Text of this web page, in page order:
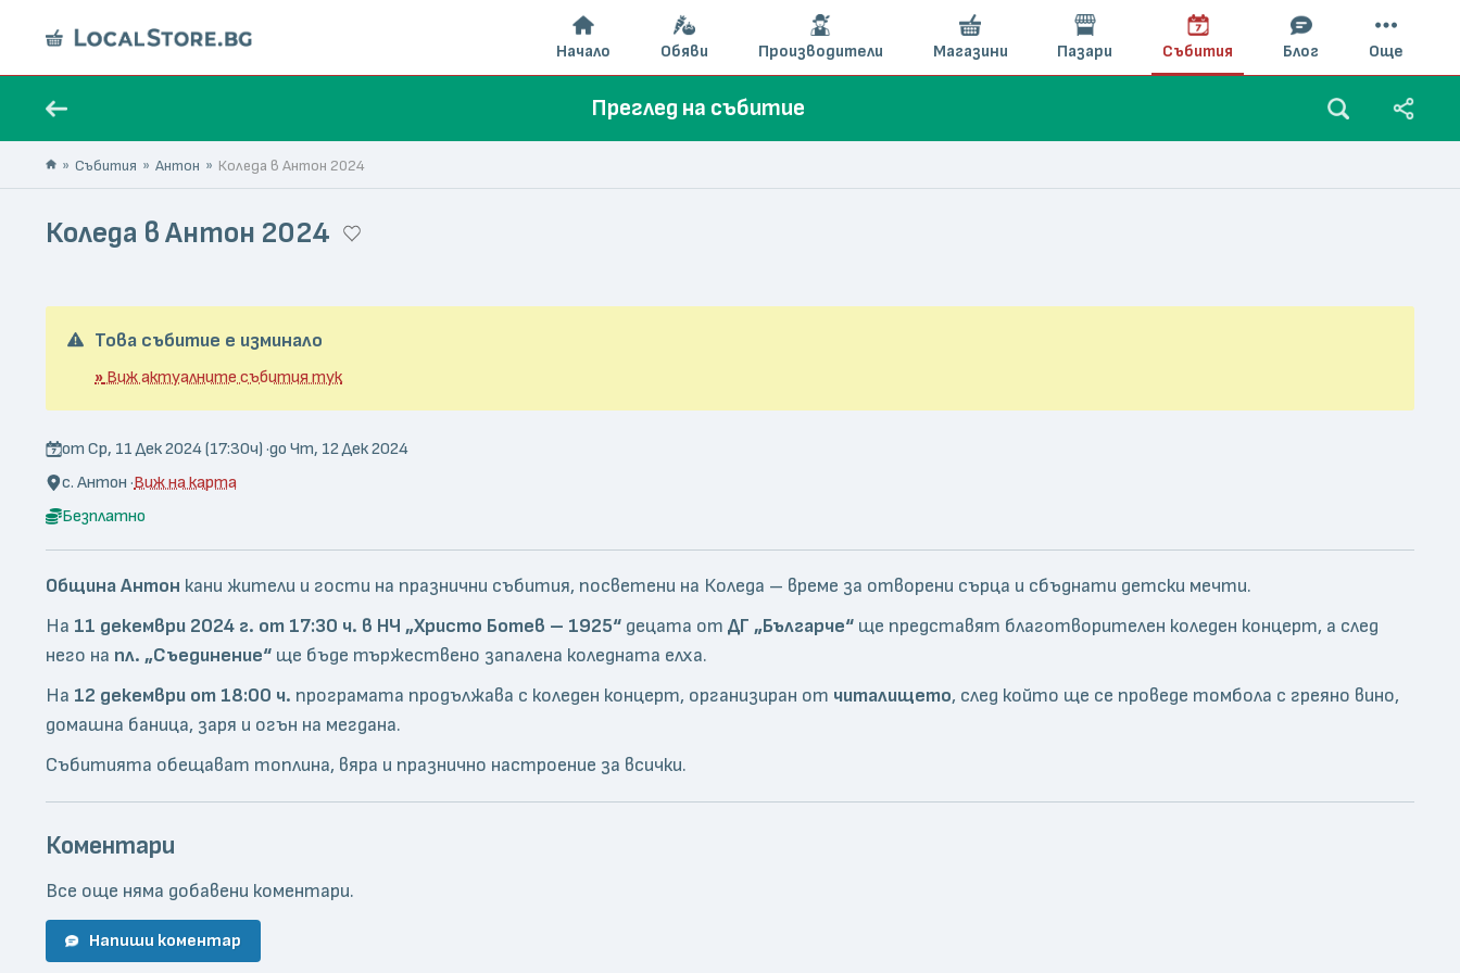
Преглед на събитие
Събития Антон Коледа в Антон 2024
Коледа в Антон 2024
Това събитие е изминало
»Виж актуалните събития тук
от Ср, 11 Дек 2024 (17:30ч) ·до Чт, 12 Дек 2024
с. Антон ·Виж на карта
Безплатно
Община Антон кани жители и гости на празнични събития, посветени на Коледа – време за отворени сърца и сбъднати детски мечти.
На 11 декември 2024 г. от 17:30 ч. в НЧ „Христо Ботев – 1925“ децата от ДГ „Българче“ ще представят благотворителен коледен концерт, а след
него на пл. „Съединение“ ще бъде тържествено запалена коледната елха.
На 12 декември от 18:00 ч. програмата продължава с коледен концерт, организиран от читалището, след който ще се проведе томбола с греяно вино,
домашна баница, заря и огън на мегдана.
Събитията обещават топлина, вяра и празнично настроение за всички.
Коментари
Все още няма добавени коментари.
Напиши коментар
Начало Обяви Производители Магазини Пазари Събития Блог Още